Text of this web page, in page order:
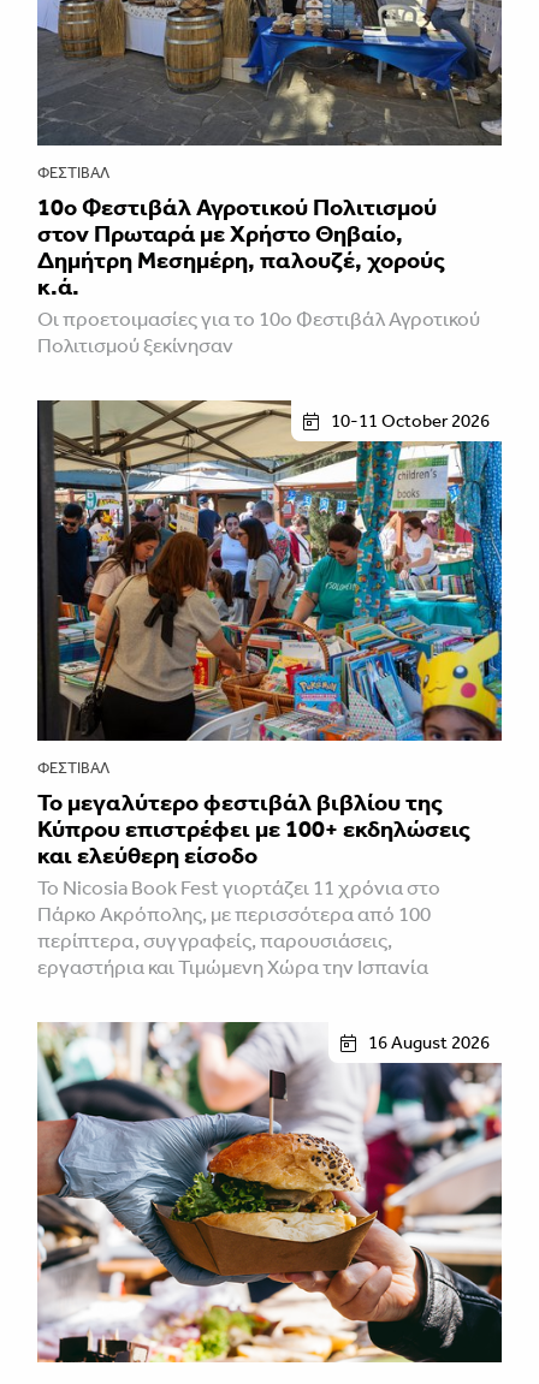
ΦΕΣΤΙΒΑΛ
10ο Φεστιβάλ Αγροτικού Πολιτισμού
στον Πρωταρά με Χρήστο Θηβαίο,
Δημήτρη Μεσημέρη, παλουζέ, χορούς
κ.ά.
Οι προετοιμασίες για το 10ο Φεστιβάλ Αγροτικού
Πολιτισμού ξεκίνησαν
10-11 October 2026
ΦΕΣΤΙΒΑΛ
Το μεγαλύτερο φεστιβάλ βιβλίου της
Κύπρου επιστρέφει με 100+ εκδηλώσεις
και ελεύθερη είσοδο
Το Nicosia Book Fest γιορτάζει 11 χρόνια στο
Πάρκο Ακρόπολης, με περισσότερα από 100
περίπτερα, συγγραφείς, παρουσιάσεις,
εργαστήρια και Τιμώμενη Χώρα την Ισπανία
16 August 2026